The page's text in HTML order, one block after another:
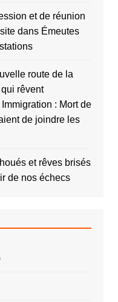
et de réunion
dans Émeutes
route de la
rêvent
Immigration : Mort de
de joindre les
et rêves brisés
de nos échecs